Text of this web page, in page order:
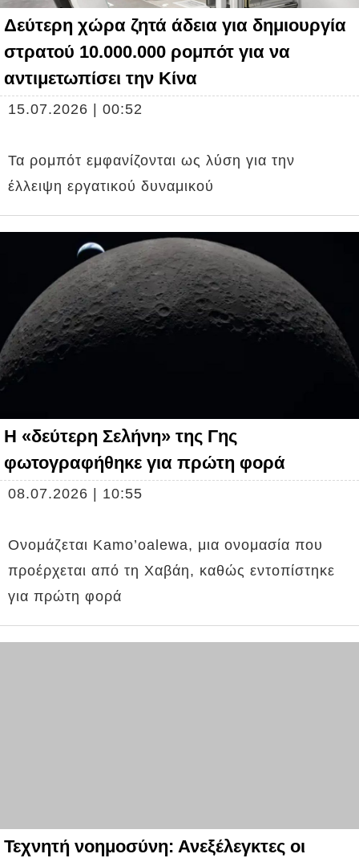
Δεύτερη χώρα ζητά άδεια για δημιουργία
στρατού 10.000.000 ρομπότ για να
αντιμετωπίσει την Κίνα
15.07.2026 | 00:52
Τα ρομπότ εμφανίζονται ως λύση για την
έλλειψη εργατικού δυναμικού
Η «δεύτερη Σελήνη» της Γης
φωτογραφήθηκε για πρώτη φορά
08.07.2026 | 10:55
Ονομάζεται Kamo’oalewa, μια ονομασία που
προέρχεται από τη Χαβάη, καθώς εντοπίστηκε
για πρώτη φορά
Τεχνητή νοημοσύνη: Ανεξέλεγκτες οι